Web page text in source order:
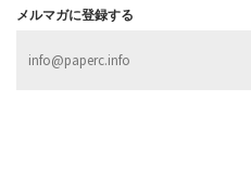
メルマガに登録する